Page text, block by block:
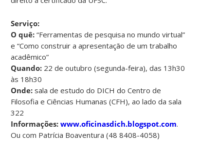
Serviço:
O quê: “Ferramentas de pesquisa no mundo virtual”
e “Como construir a apresentação de um trabalho
acadêmico”
Quando: 22 de outubro (segunda-feira), das 13h30
às 18h30
Onde: sala de estudo do DICH do Centro de
Filosofia e Ciências Humanas (CFH), ao lado da sala
322
Informações: www.oficinasdich.blogspot.com.
Ou com Patrícia Boaventura (48 8408-4058)